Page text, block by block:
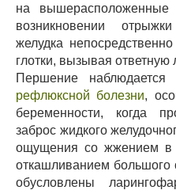
на
возникновении
желудка
глотки, вызывая
Першение
рефлюксной болезни,
беременности, когда
заброс жидкого
ощущения со жжением в
откашливанием
обусловлены